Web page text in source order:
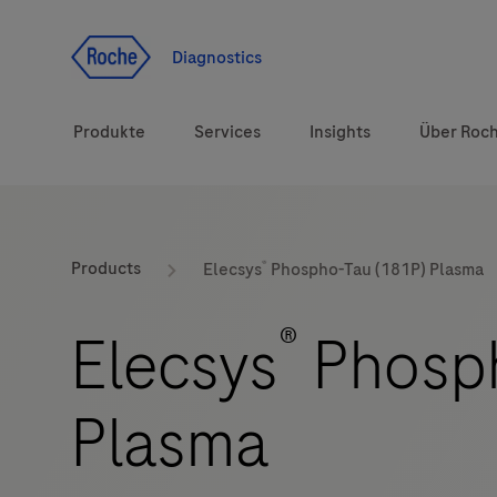
Diagnostics
Produkte
Diagnostiklösungen
Marken
Services Insights Über
Products Elecsys® Phospho-Tau (181P) Plasma
Elecsys®
Plasma